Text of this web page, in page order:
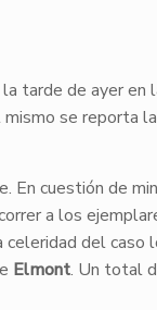
tarde de ayer
mismo se reporta
En cuestión de
a los
celeridad del
Elmont. Un total